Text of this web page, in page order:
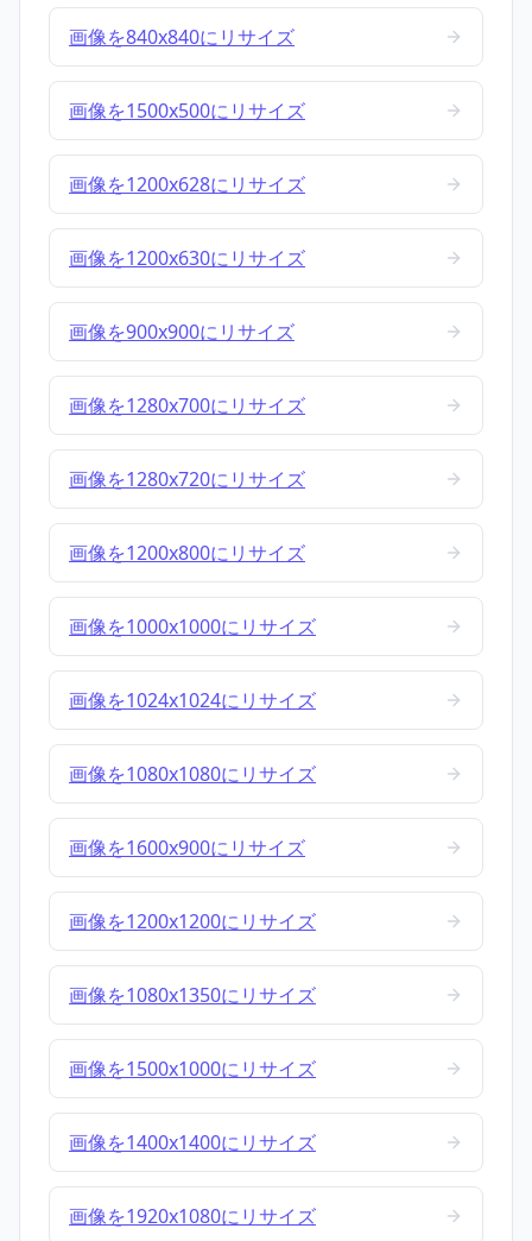
画像を840x840にリサイズ
画像を1500x500にリサイズ
画像を1200x628にリサイズ
画像を1200x630にリサイズ
画像を900x900にリサイズ
画像を1280x700にリサイズ
画像を1280x720にリサイズ
画像を1200x800にリサイズ
画像を1000x1000にリサイズ
画像を1024x1024にリサイズ
画像を1080x1080にリサイズ
画像を1600x900にリサイズ
画像を1200x1200にリサイズ
画像を1080x1350にリサイズ
画像を1500x1000にリサイズ
画像を1400x1400にリサイズ
画像を1920x1080にリサイズ